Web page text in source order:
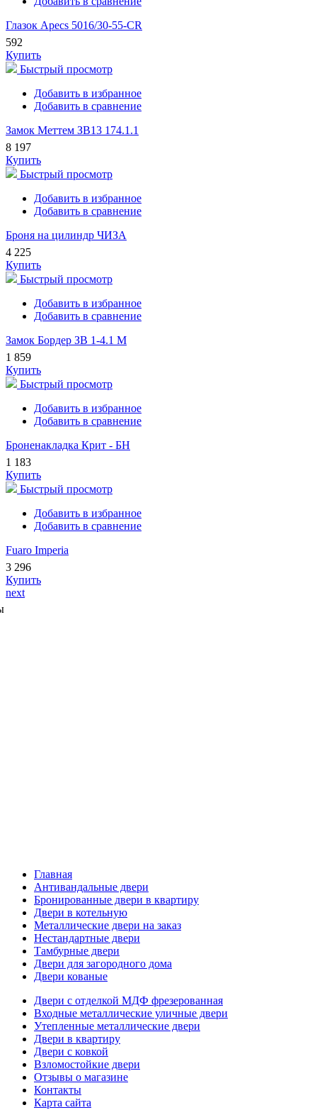
Глазок Apecs 5016/30-55-CR
592
Купить
Быстрый просмотр
Добавить в избранное
Добавить в сравнение
Замок Меттем ЗВ13 174.1.1
8 197
Купить
Быстрый просмотр
Добавить в избранное
Добавить в сравнение
Броня на цилиндр ЧИЗА
4 225
Купить
Быстрый просмотр
Добавить в избранное
Добавить в сравнение
Замок Бордер ЗВ 1-4.1 М
1 859
Купить
Быстрый просмотр
Добавить в избранное
Добавить в сравнение
Броненакладка Крит - БН
1 183
Купить
Быстрый просмотр
Добавить в избранное
Добавить в сравнение
Fuaro Imperia
3 296
Купить
next
Главная
Антивандальные двери
Бронированные двери в квартиру
Двери в котельную
Металлические двери на заказ
Нестандартные двери
Тамбурные двери
Двери для загородного дома
Двери кованые
Двери с отделкой МДФ фрезерованная
Входные металлические уличные двери
Утепленные металлические двери
Двери в квартиру
Двери с ковкой
Взломостойкие двери
Отзывы о магазине
Контакты
Карта сайта